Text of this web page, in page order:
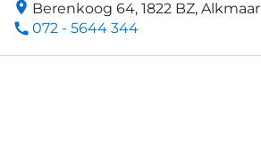
Berenkoog 64, 1822 BZ, Alkmaar
072 - 5644 344